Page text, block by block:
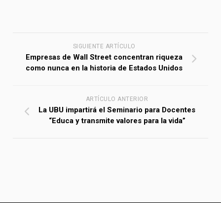
SIGUIENTE ARTÍCULO
Empresas de Wall Street concentran riqueza
como nunca en la historia de Estados Unidos
ARTÍCULO ANTERIOR
La UBU impartirá el Seminario para Docentes
“Educa y transmite valores para la vida”